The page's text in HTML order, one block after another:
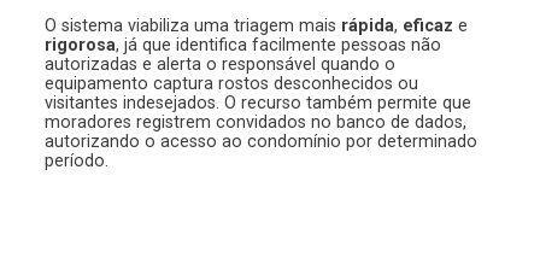
O sistema viabiliza uma triagem mais rápida, eficaz e
rigorosa, já que identifica facilmente pessoas não
autorizadas e alerta o responsável quando o
equipamento captura rostos desconhecidos ou
visitantes indesejados. O recurso também permite que
moradores registrem convidados no banco de dados,
autorizando o acesso ao condomínio por determinado
período.